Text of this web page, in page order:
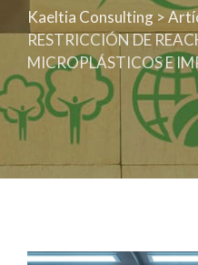
Kaeltia Consulting >
RESTRICCIÓN DE
MICROPLÁSTICOS E